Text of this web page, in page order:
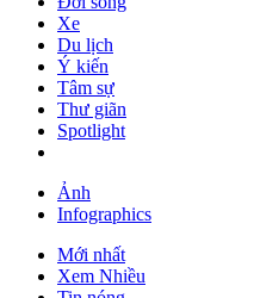
Xe
Du lịch
Ý kiến
Tâm sự
Thư giãn
Spotlight
Ảnh
Infographics
Mới nhất
Xem Nhiều